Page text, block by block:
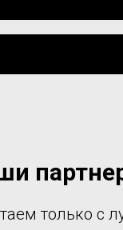
только с